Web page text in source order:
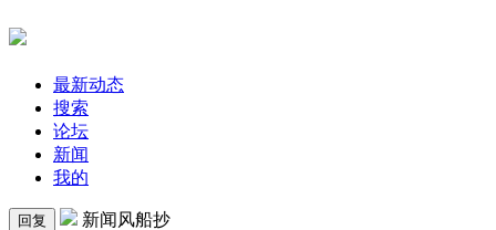
最新动态
搜索
论坛
新闻
我的
回复 新闻风船抄